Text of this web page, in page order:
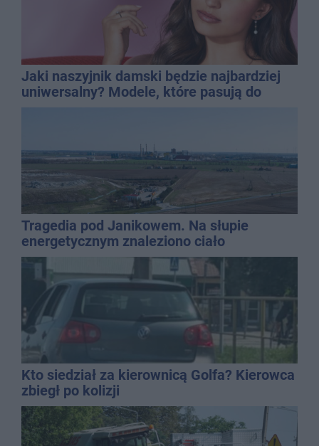
Jaki naszyjnik damski będzie najbardziej
uniwersalny? Modele, które pasują do
Tragedia pod Janikowem. Na słupie
energetycznym znaleziono ciało
mężczyzny
Kto siedział za kierownicą Golfa? Kierowca
zbiegł po kolizji